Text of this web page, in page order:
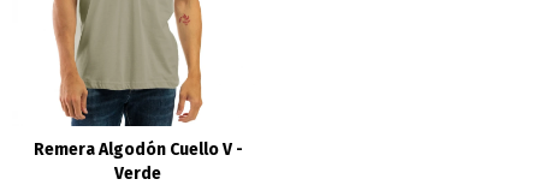
Remera Algodón Cuello V -
Verde